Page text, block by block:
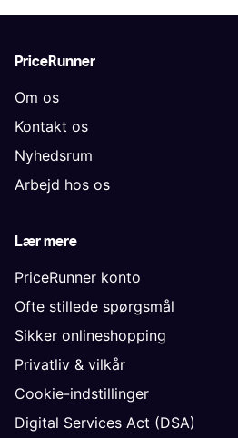
PriceRunner
Om os
Kontakt os
Nyhedsrum
Arbejd hos os
Lær mere
PriceRunner konto
Ofte stillede spørgsmål
Sikker onlineshopping
Privatliv & vilkår
Cookie-indstillinger
Digital Services Act (DSA)